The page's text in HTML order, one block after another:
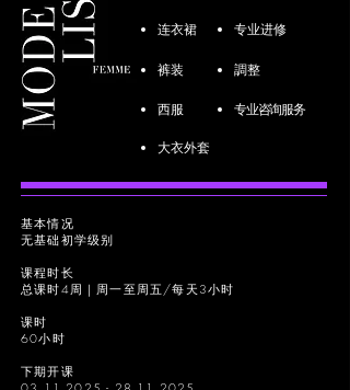
连衣裙 专业进修
裤装 調整
西服 专业咨询服务
大衣外套
基本情况
无基础初学级别
课程时长
总课时4周｜周一至周五/每天3小时
课时
60小时
下期开课